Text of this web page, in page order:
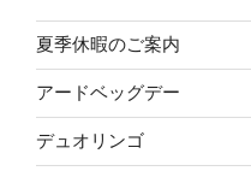
夏季休暇のご案内
アードベッグデー
デュオリンゴ